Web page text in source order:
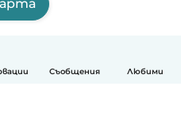
Съобщения Любими